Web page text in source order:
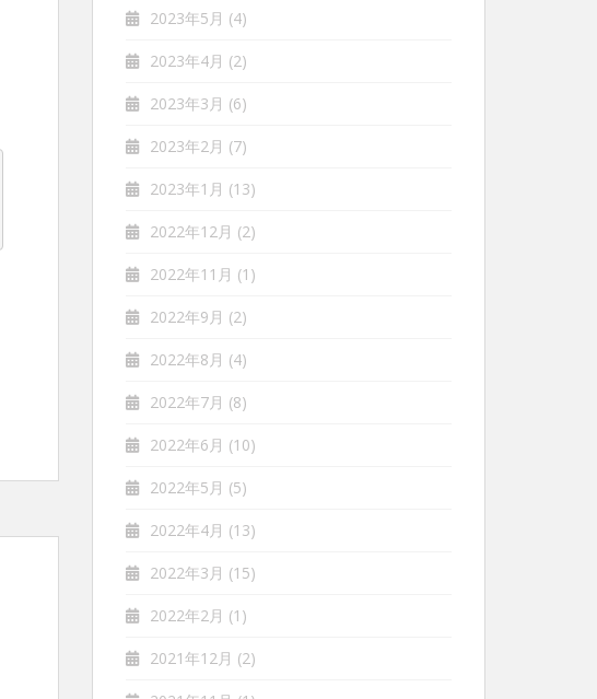
2023年5月 (4)
2023年4月 (2)
2023年3月 (6)
2023年2月 (7)
2023年1月 (13)
2022年12月 (2)
2022年11月 (1)
2022年9月 (2)
2022年8月 (4)
2022年7月 (8)
2022年6月 (10)
2022年5月 (5)
2022年4月 (13)
2022年3月 (15)
2022年2月 (1)
2021年12月 (2)